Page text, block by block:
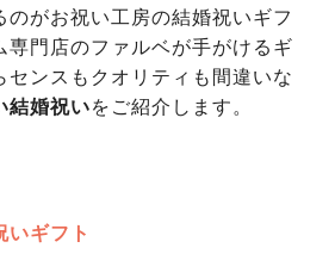
のがお祝い工房の結婚祝いギフ
専門店のファルベが手がけるギ
センスもクオリティも間違いな
結婚祝いをご紹介します。
いギフト